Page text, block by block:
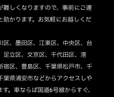
難しくなりますので、事前にご連
助かります。お気軽にお越しくだ
区、墨田区、江東区、中央区、台
足立区、文京区、千代田区、港
宿区、豊島区、千葉県松戸市、千
葉県浦安市などからアクセスしや
す。車ならば国道6号線からすぐ、